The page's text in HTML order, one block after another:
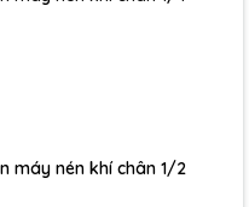
máy nén khí chân 1/2